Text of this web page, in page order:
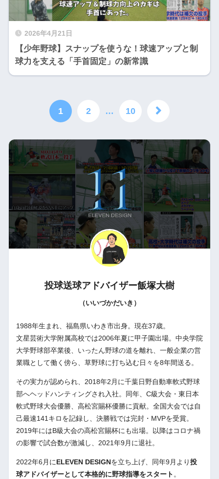
2026年4月21日
【少年野球】スナップを使うな！球速アップと制
球力を支える「手首固定」の新常識
1 2 … 10
投球送球アドバイザー飯塚大樹
（いいづかだいき）
1988年生まれ、福島県いわき市出身。現在37歳。
文星芸術大学附属高校では2006年夏に甲子園出場。中央学院
大学野球部卒業後、いったん野球の道を離れ、一般企業の営
業職として働く傍ら、草野球に打ち込む日々を8年間送る。
その実力が認められ、2018年2月に千葉日野自動車軟式野球
部へヘッドハンティングされ入社。同年、C級大会・東日本
軟式野球大会優勝、高松宮賜杯優勝に貢献。全国大会では自
己最速141キロを記録し、決勝戦では完封・MVPを受賞。
2019年にはB級大会の高松宮賜杯にも出場。以降はコロナ禍
の影響で試合数が激減し、2021年9月に退社。
2022年6月にELEVEN DESIGNを立ち上げ、同年9月より投
球アドバイザーとして本格的に野球指導をスタート 。